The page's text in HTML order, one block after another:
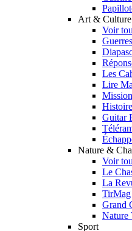
Art & Culture
Voir
Les
Lire
Guitar
Nature &
Voir
Le
La
TirMag
Grand
Nature
Sport